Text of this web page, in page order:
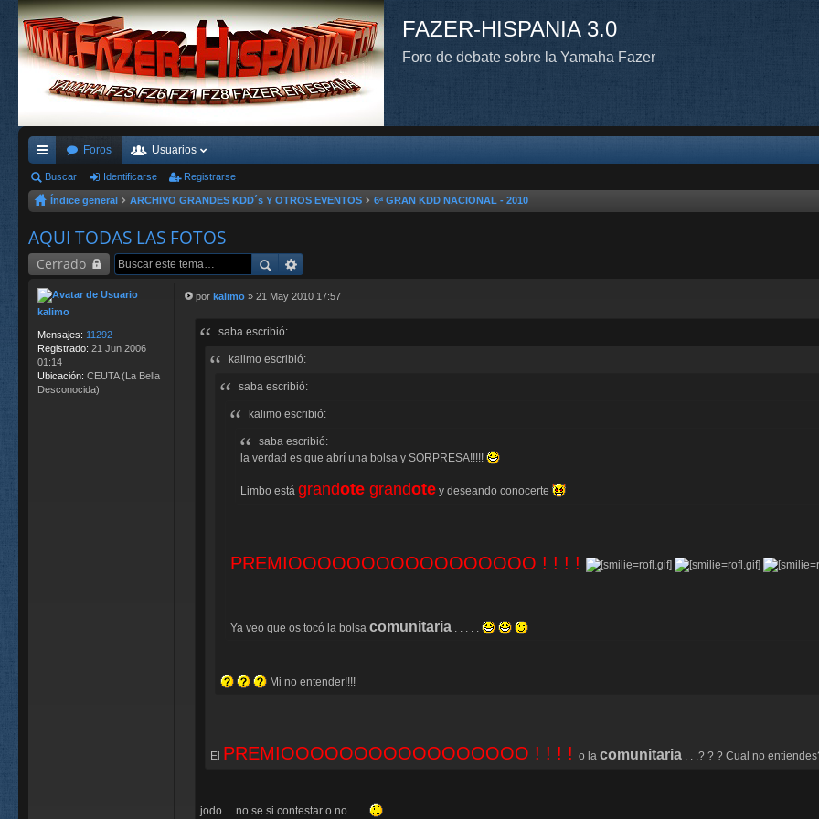
FAZER-HISPANIA 3.0
Foro de debate sobre la Yamaha Fazer
nl
ac
es
rá
pi
do
s
Foros Usuarios
Buscar Identificarse Registrarse
Índice general ARCHIVO GRANDES KDD´s Y OTROS EVENTOS 6ª GRAN KDD NACIONAL - 2010
AQUI TODAS LAS FOTOS
Cerrado
kalimo
Mensajes: 11292
Registrado: 21 Jun 2006
01:14
Ubicación: CEUTA (La Bella
Desconocida)
por kalimo » 21 May 2010 17:57
saba escribió:
kalimo escribió:
saba escribió:
kalimo escribió:
saba escribió:
la verdad es que abrí una bolsa y SORPRESA!!!!!
Limbo está grandote grandote y deseando conocerte
PREMIOOOOOOOOOOOOOOOOO ! ! ! !
Ya veo que os tocó la bolsa comunitaria . . . . .
Mi no entender!!!!
El PREMIOOOOOOOOOOOOOOOOO ! ! ! ! o la comunitaria . . .? ? ? Cual no
jodo.... no se si contestar o no.......